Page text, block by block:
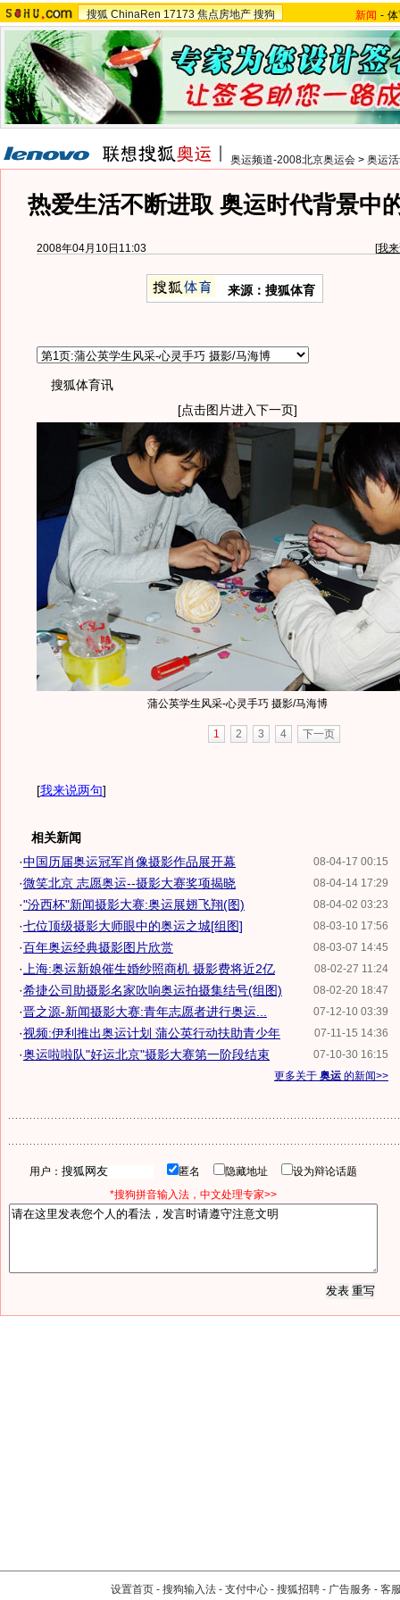
搜狐 ChinaRen 17173 焦点房地产 搜狗 新闻 -
奥运频道-2008北京奥运会 > 奥运
热爱生活不断进取 奥运时代背景中
2008年04月10日11:03 [我
来源：搜狐体育
搜狐体育讯
[点击图片进入下一页]
蒲公英学生风采-心灵手巧 摄影/马海博
1 2 3 4 下一页
[我来说两句]
相关新闻
08-04-17 00:15
·中国历届奥运冠军肖像摄影作品展开幕
08-04-14 17:29
·微笑北京 志愿奥运--摄影大赛奖项揭晓
08-04-02 03:23
·"汾西杯"新闻摄影大赛:奥运展翅飞翔(图)
08-03-10 17:56
·七位顶级摄影大师眼中的奥运之城[组图]
08-03-07 14:45
·百年奥运经典摄影图片欣赏
08-02-27 11:24
· 上海:奥运新娘催生婚纱照商机 摄影费将近2亿
08-02-20 18:47
·希捷公司助摄影名家吹响奥运拍摄集结号(组图)
07-12-10 03:39
·晋之源-新闻摄影大赛:青年志愿者进行奥运...
07-11-15 14:36
·视频:伊利推出奥运计划 蒲公英行动扶助青少年
07-10-30 16:15
·奥运啦啦队"好运北京"摄影大赛第一阶段结束
更多关于 奥运 的新闻>>
用户： 匿名 隐藏地址
设为辩论话题
*搜狗拼音输入法，中文处理专家>>
设置首页 - 搜狗输入法 - 支付中心 - 搜狐招聘 - 广告服务 - 客